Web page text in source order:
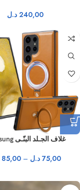
240,00 د.ل
غلاف الجـلد البنّـى Samsung
75,00 د.ل –
85,00